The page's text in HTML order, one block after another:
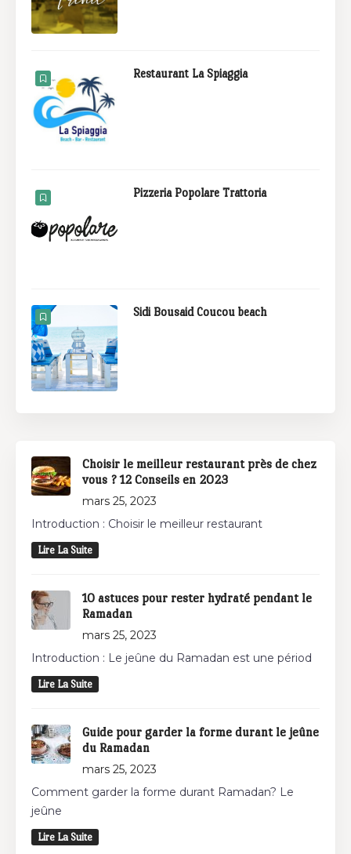
Restaurant La Spiaggia
Pizzeria Popolare Trattoria
Sidi Bousaid Coucou beach
Choisir le meilleur restaurant près de chez
vous ? 12 Conseils en 2023
mars 25, 2023
Introduction : Choisir le meilleur restaurant
Lire La Suite
10 astuces pour rester hydraté pendant le
Ramadan
mars 25, 2023
Introduction : Le jeûne du Ramadan est une périod
Lire La Suite
Guide pour garder la forme durant le jeûne
du Ramadan
mars 25, 2023
Comment garder la forme durant Ramadan? Le
jeûne
Lire La Suite